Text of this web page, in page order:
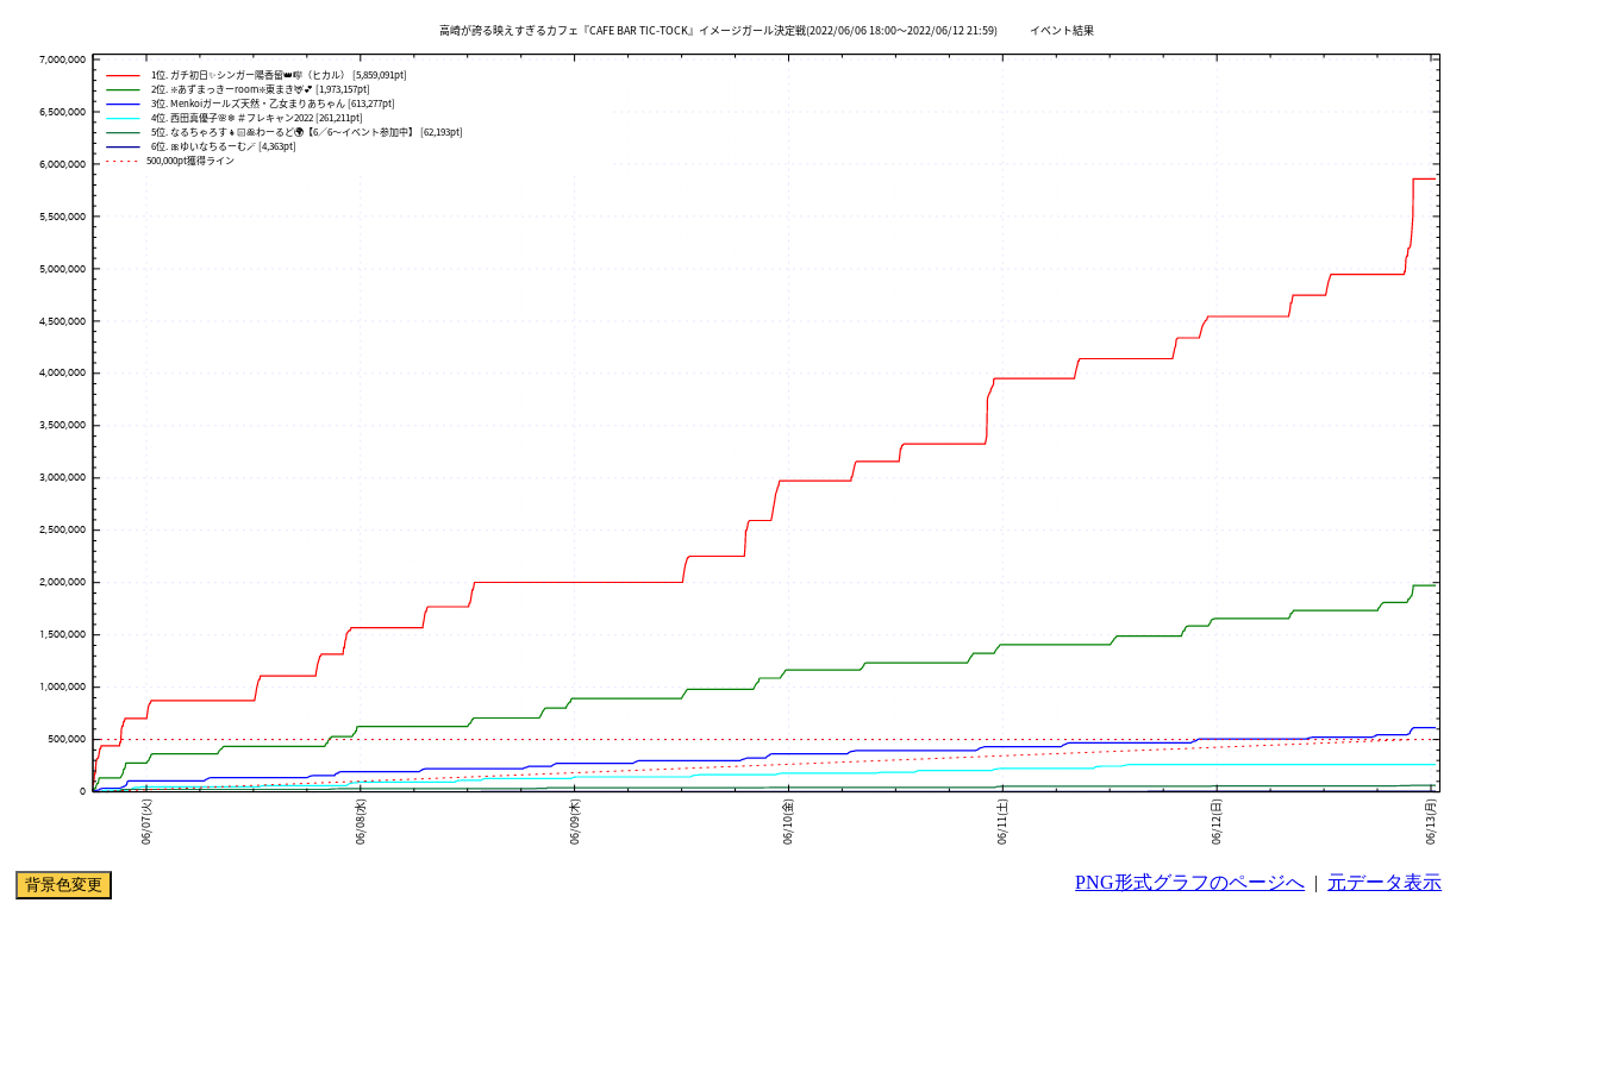
PNG形式グラフのページへ | 元データ表示